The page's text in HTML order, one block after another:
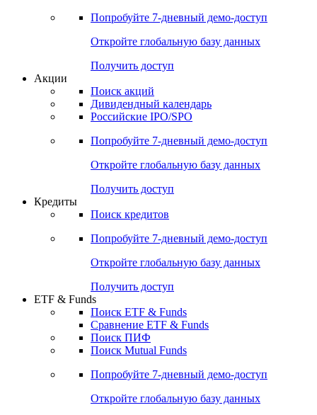
Попробуйте 7-дневный демо-доступ
Откройте глобальную базу данных
Получить доступ
Акции
Поиск акций
Дивидендный календарь
Российские IPO/SPO
Попробуйте 7-дневный демо-доступ
Откройте глобальную базу данных
Получить доступ
Кредиты
Поиск кредитов
Попробуйте 7-дневный демо-доступ
Откройте глобальную базу данных
Получить доступ
ETF & Funds
Поиск ETF & Funds
Сравнение ETF & Funds
Поиск ПИФ
Поиск Mutual Funds
Попробуйте 7-дневный демо-доступ
Откройте глобальную базу данных